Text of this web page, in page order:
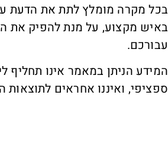
מקרה מומלץ לתת את הדעת על
מקצוע, על מנת להפיק את
הניתן במאמר אינו תחליף
ואיננו אחראים לתוצאות